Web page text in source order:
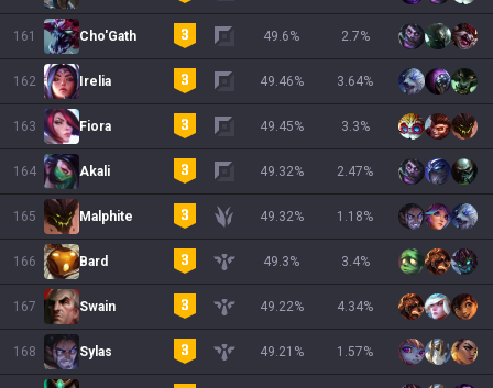
161 Cho'Gath 49.6% 2.7%
162 Irelia 49.46% 3.64%
163 Fiora 49.45% 3.3%
164 Akali 49.32% 2.47%
165 Malphite 49.32% 1.18%
166 Bard 49.3% 3.4%
167 Swain 49.22% 4.34%
168 Sylas 49.21 % 1.57%